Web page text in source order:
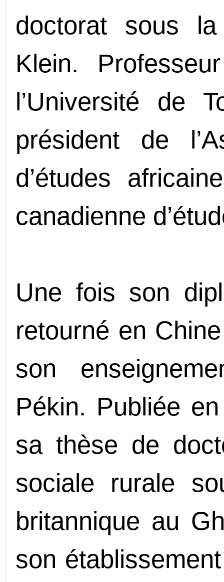
doctorat sous
Klein.
l’Université de
président de
d’études
canadienne
Une fois son
retourné en
son
Pékin. Publiée
sa thèse de
sociale rurale
britannique au
son